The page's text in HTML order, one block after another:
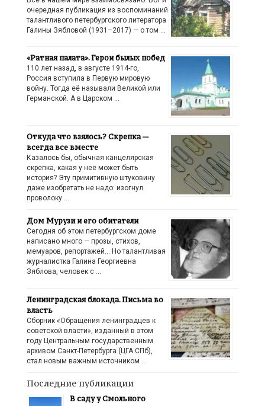
очередная публикация из воспоминаний
талантливого петербургского литератора
Галины Зябловой (1931–2017) — о том …
«Ратная палата». Герои былых побед
110 лет назад, в августе 1914-го,
Россия вступила в Первую мировую
войну. Тогда её называли Великой или
Германской. А в Царском …
Откуда что взялось? Скрепка —
всегда все вместе
Казалось бы, обычная канцелярская
скрепка, какая у неё может быть
история? Эту примитивную штуковину
даже изобретать не надо: изогнул
проволоку …
Дом Мурузи и его обитатели
Сегодня об этом петербургском доме
написано много — прозы, стихов,
мемуаров, репортажей… Но талантливая
журналистка Галина Георгиевна
Зяблова, человек с …
Ленинградская блокада. Письма во
власть
Сборник «Обращения ленинградцев к
советской власти», изданный в этом
году Центральным государственным
архивом Санкт-Петербурга (ЦГА СПб),
стал новым важным источником …
Последние публикации
В саду у Смольного